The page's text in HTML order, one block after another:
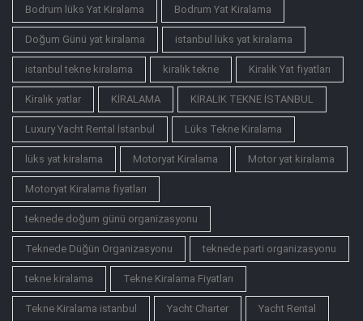
Bodrum lüks Yat Kiralama Bodrum Yat Kiralama
Doğum Günü yat kiralama istanbul lüks yat kiralama
istanbul tekne kiralama kiralık tekne Kiralık Yat fiyatları
Kiralık yatlar KİRALAMA KİRALIK TEKNE İSTANBUL
Luxury Yacht Rental İstanbul Lüks Tekne Kiralama
lüks yat kiralama Motoryat Kiralama Motor yat kiralama
Motoryat Kiralama fiyatları
teknede doğum günü organizasyonu
Teknede Düğün Organizasyonu teknede parti organizasyonu
tekne kiralama Tekne Kiralama Fiyatları
Tekne Kiralama istanbul Yacht Charter Yacht Rental